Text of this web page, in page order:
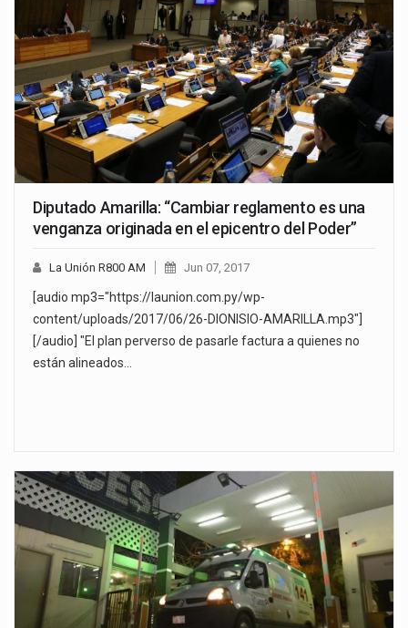
Diputado Amarilla: “Cambiar reglamento es una
venganza originada en el epicentro del Poder”
La Unión R800 AM Jun 07, 2017
[audio mp3="https://launion.com.py/wp-
content/uploads/2017/06/26-DIONISIO-AMARILLA.mp3"]
[/audio] "El plan perverso de pasarle factura a quienes no
están alineados…